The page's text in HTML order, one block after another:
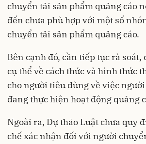
chuyển tải sản phẩm quảng cáo
đến chưa phù hợp với một số
chuyển tải sản phẩm quảng cáo.
Bên cạnh đó, cần tiếp tục rà soát,
cụ thể về cách thức và hình thức
cho người tiêu dùng về việc
đang thực hiện hoạt động quảng
Ngoài ra, Dự thảo Luật chưa quy
chế xác nhận đối với người